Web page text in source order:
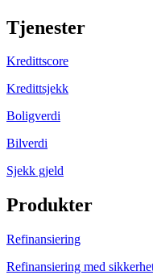
Tjenester
Kredittscore
Kredittsjekk
Boligverdi
Bilverdi
Sjekk gjeld
Produkter
Refinansiering
Refinansiering med